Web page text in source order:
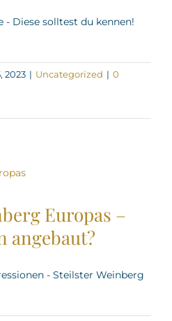
- Diese solltest du kennen!
2023 | Uncategorized | 0
Europas –
angebaut?
- Steilster Weinberg